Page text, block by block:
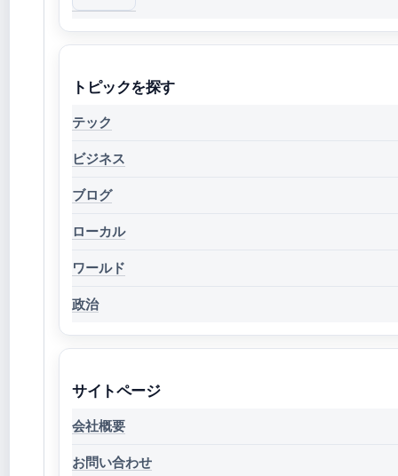
トピックを探す
テック
ビジネス
ブログ
ローカル
ワールド
政治
サイトページ
会社概要
お問い合わせ